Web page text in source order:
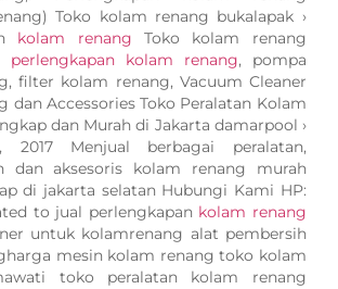
Toko kolam renang bukalapak ›
kolam renang Toko kolam renang
perlengkapan kolam renang, pompa
filter kolam renang, Vacuum Cleaner
dan Accessories Toko Peralatan Kolam
dan Murah di Jakarta damarpool ›
2017 Menjual berbagai peralatan,
dan aksesoris kolam renang murah
di jakarta selatan Hubungi Kami HP:
to jual perlengkapan kolam renang
untuk kolamrenang alat pembersih
mesin kolam renang toko kolam
toko peralatan kolam renang